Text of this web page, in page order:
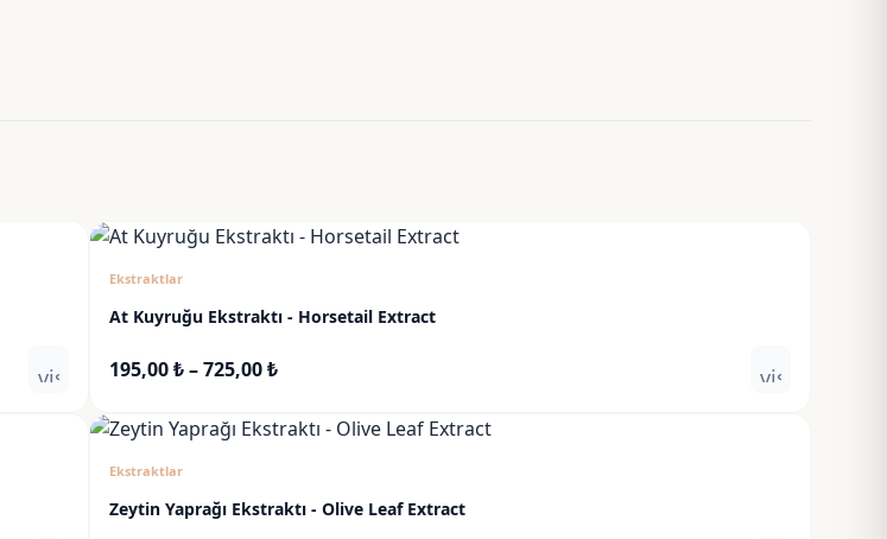
visibility
Ekstraktlar
At Kuyruğu Ekstraktı - Horsetail Extract
195,00₺–725,00₺Fiyat
195,00 ₺
visibility
Ekstraktlar
Zeytin Yaprağı Ekstraktı - Olive Leaf Extract